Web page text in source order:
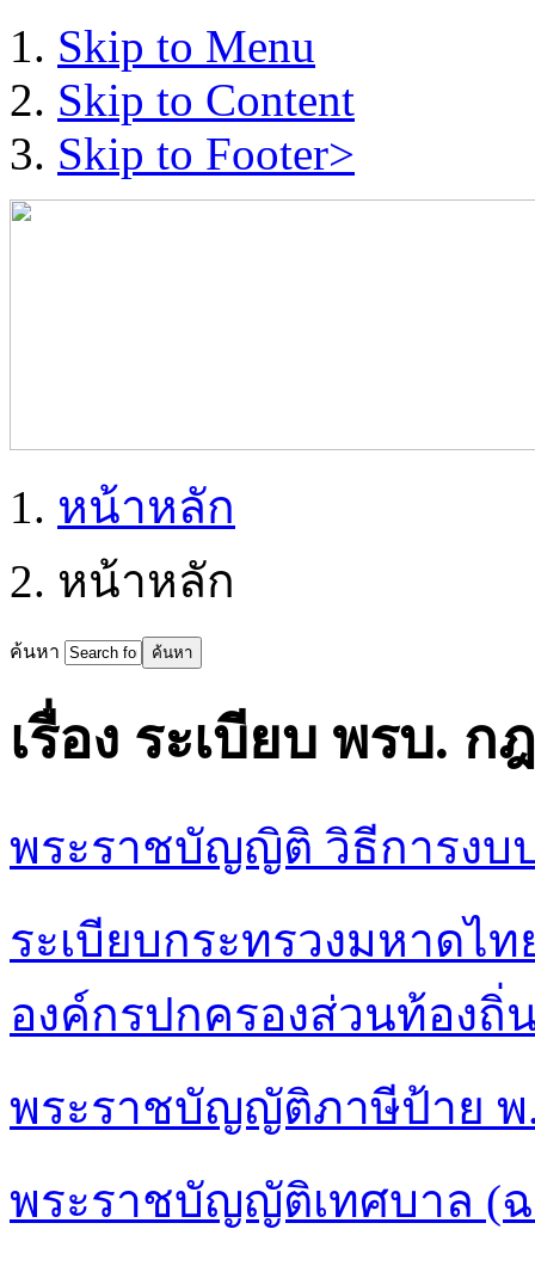
Skip to Menu
Skip to Content
Skip to Footer>
หน้าหลัก
หน้าหลัก
ค้นหา
เรื่อง ระเบียบ พรบ.
พระราชบัญญิติ วิธีการงบ
ระเบียบกระทรวงมหาดไ
องค์กรปกครองส่วนท้องถิ่
พระราชบัญญัติภาษีป้าย พ
พระราชบัญญัติเทศบาล (ฉ